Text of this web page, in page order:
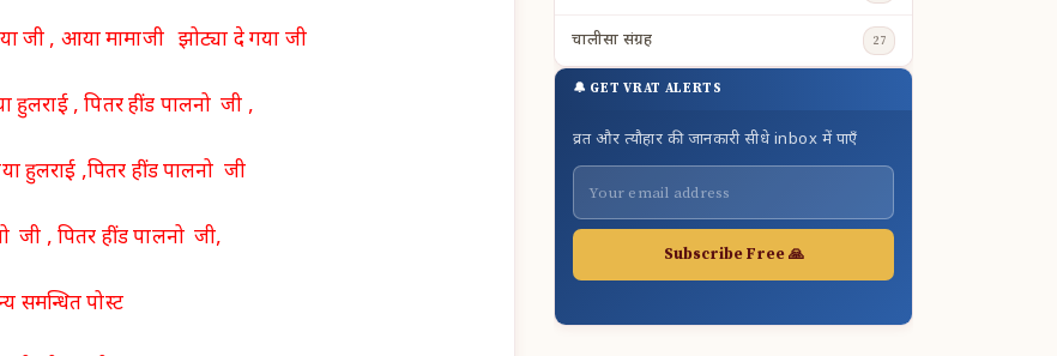
जी , आया मामाजी झोट्या दे गया जी
, पितर हींड पालनो जी ,
हुलराई ,पितर हींड पालनो जी
जी , पितर हींड पालनो जी,
समन्धित पोस्ट
चालीसा संग्रह 27
🔔 GET VRAT ALERTS
व्रत और त्यौहार की जानकारी सीधे inbox में पाएँ
Subscribe Free 🙏